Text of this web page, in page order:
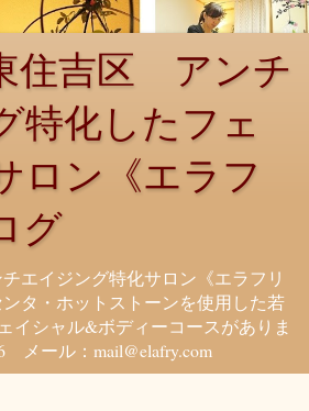
住吉区 アンチ
特化したフェ
ロン《エラフ
グ
エイジング特化サロン《エラフリ
タ・ホットストーンを使用した若
イシャル&ボディーコースがありま
ール：mail@elafry.com